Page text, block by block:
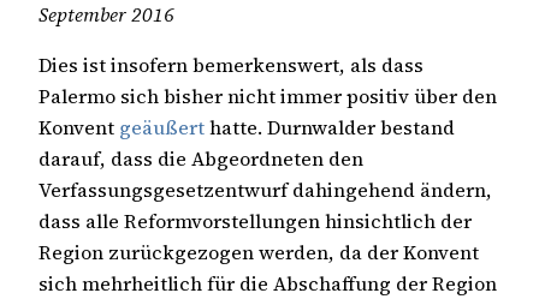
September 2016
Dies ist insofern bemerkenswert, als dass
Palermo sich bisher nicht immer positiv über den
Konvent geäußerthatte. Durnwalder bestand
darauf, dass die Abgeordneten den
Verfassungsgesetzentwurf dahingehend ändern,
dass alle Reformvorstellungen hinsichtlich der
Region zurückgezogen werden, da der Konvent
sich mehrheitlich für die Abschaffung der Region